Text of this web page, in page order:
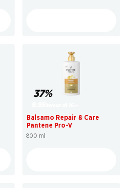
37%
Balsamo Repair & Care
Pantene Pro-V
800 ml